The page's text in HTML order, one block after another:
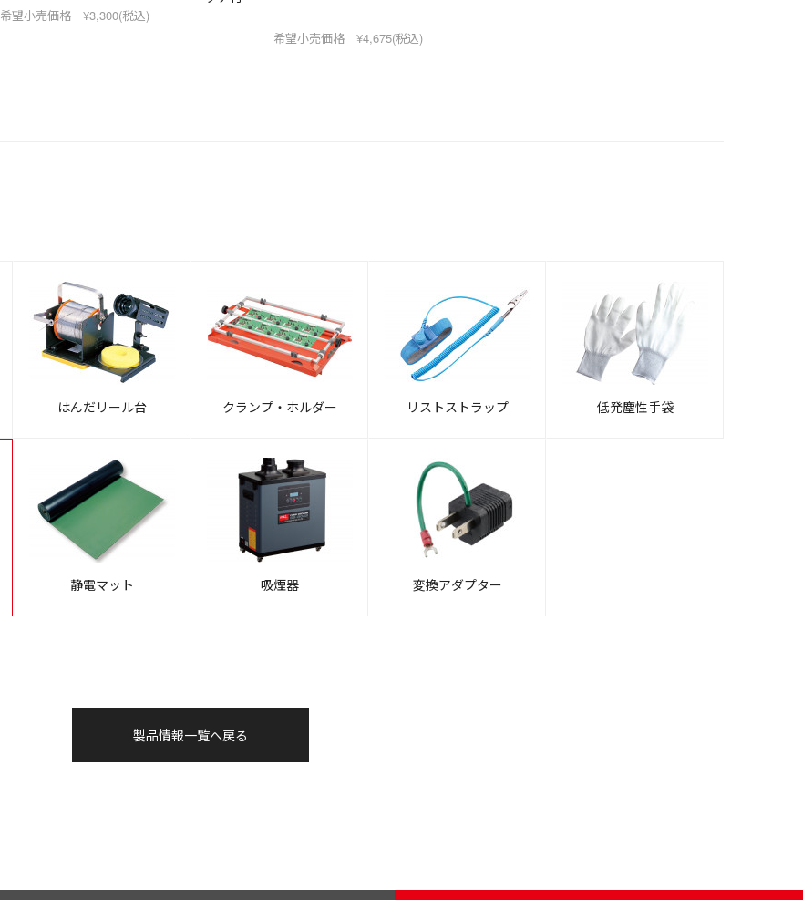
希望小売価格 ¥3,300(税込)
希望小売価格 ¥4,675(税込)
はんだリール台 クランプ・ホルダー リストストラップ 低発塵性手袋
静電マット 吸煙器 変換アダプター
製品情報一覧へ戻る